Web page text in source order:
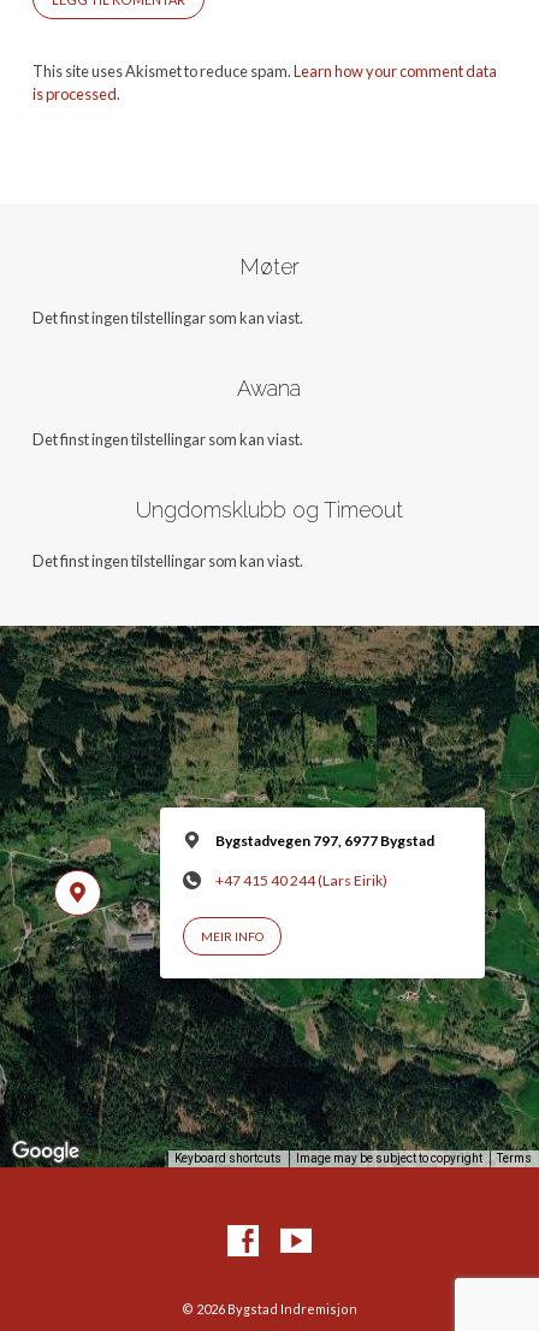
This site uses Akismet to reduce spam.Learn how your comment data
is processed.
Møter
Det finst ingen tilstellingar som kan viast.
Awana
Det finst ingen tilstellingar som kan viast.
Ungdomsklubb og Timeout
Det finst ingen tilstellingar som kan viast.
Keyboard shortcuts Image may be subject to copyright Terms
Bygstadvegen 797, 6977 Bygstad
+47 415 40 244 (Lars Eirik)
MEIR INFO
© 2026 Bygstad Indremisjon